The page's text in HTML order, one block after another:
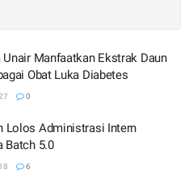
Manfaatkan Ekstrak Daun
Obat Luka Diabetes
0
Lolos Administrasi Intern
Batch 5.0
6